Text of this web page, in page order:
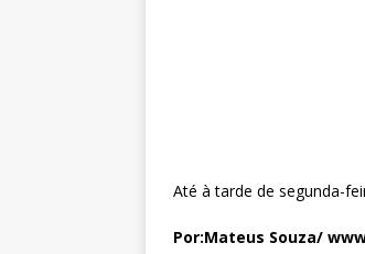
Até à tarde de segunda-
Por:Mateus Souza/